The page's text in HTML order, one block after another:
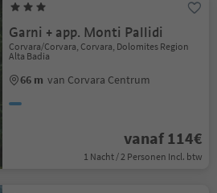
Garni + app. Monti Pallidi
Corvara/Corvara, Corvara, Dolomites Region
Alta Badia
66 m van Corvara Centrum
vanaf 114€
1 Nacht / 2 Personen Incl. btw